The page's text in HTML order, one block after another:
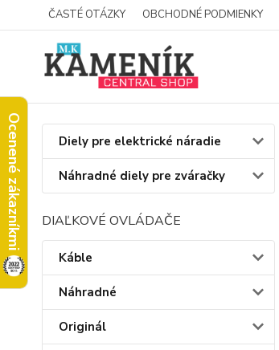
Ocenené zákazníkmi
ČASTÉ OTÁZKY OBCHODNÉ PODMIENKY
Diely pre elektrické náradie
Náhradné diely pre zváračky
DIAĽKOVÉ OVLÁDAČE
Káble
Náhradné
Originál